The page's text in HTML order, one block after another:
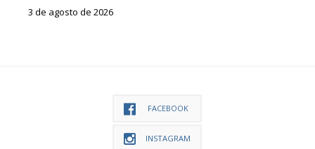
3 de agosto de 2026
FACEBOOK
INSTAGRAM